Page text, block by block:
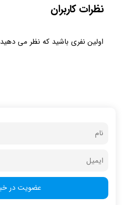
نظرات کاربران
اولین نفری باشید که نظر می دهید